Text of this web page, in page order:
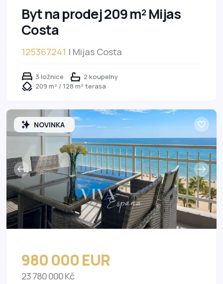
Byt na prodej 209 m² Mijas
Costa
125367241 | Mijas Costa
3 ložnice
2 koupelny
209 m² / 128 m² terasa
NOVINKA
980 000 EUR
23 780 000 Kč